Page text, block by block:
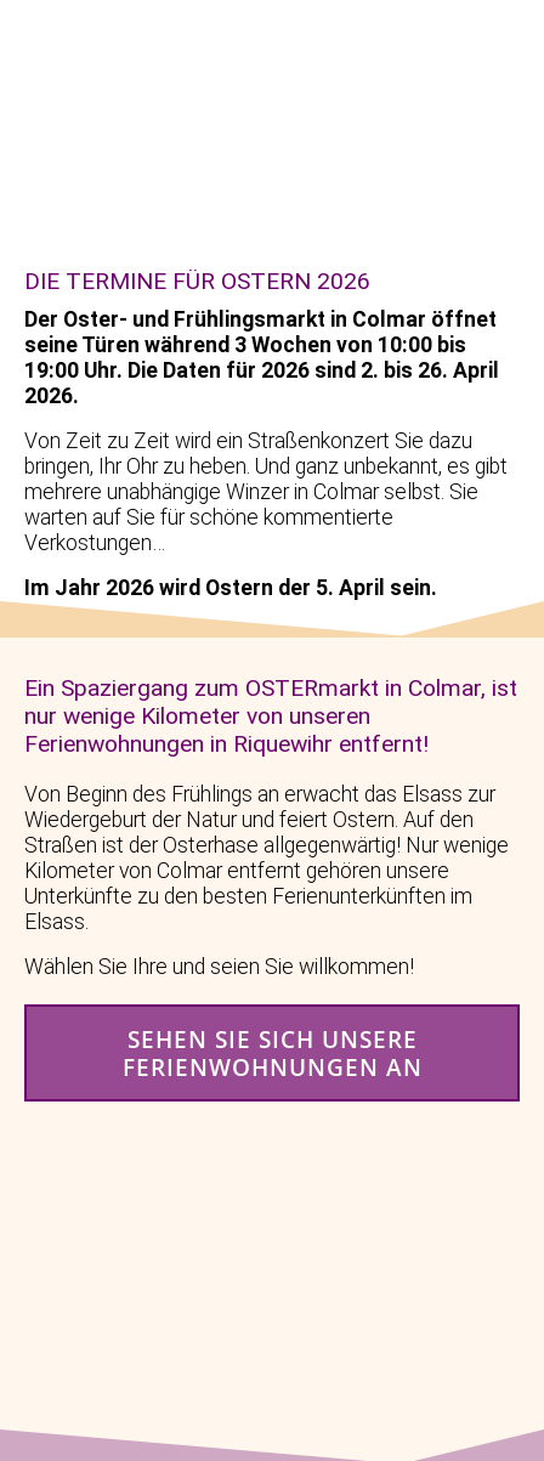
DIE TERMINE FÜR OSTERN 2026
Der Oster- und Frühlingsmarkt in Colmar öffnet
seine Türen während 3 Wochen von 10:00 bis
19:00 Uhr. Die Daten für 2026 sind 2. bis 26. April
2026.
Von Zeit zu Zeit wird ein Straßenkonzert Sie dazu
bringen, Ihr Ohr zu heben. Und ganz unbekannt, es gibt
mehrere unabhängige Winzer in Colmar selbst. Sie
warten auf Sie für schöne kommentierte
Verkostungen…
Im Jahr 2026 wird Ostern der 5. April sein.
Ein Spaziergang zum OSTERmarkt in Colmar, ist
nur wenige Kilometer von unseren
Ferienwohnungen in Riquewihr entfernt!
Von Beginn des Frühlings an erwacht das Elsass zur
Wiedergeburt der Natur und feiert Ostern. Auf den
Straßen ist der Osterhase allgegenwärtig! Nur wenige
Kilometer von Colmar entfernt gehören unsere
Unterkünfte zu den besten Ferienunterkünften im
Elsass.
Wählen Sie Ihre und seien Sie willkommen!
SEHEN SIE SICH UNSERE
FERIENWOHNUNGEN AN